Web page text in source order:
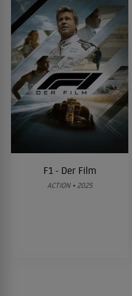
F1 - Der Film
ACTION • 2025